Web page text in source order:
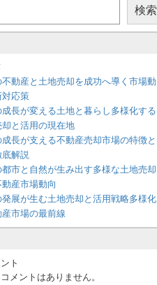
検索
動産と土地売却を成功へ導く市場動
応策
長が変える土地と暮らし多様化する
と活用の現在地
長が支える不動産売却市場の特徴と
解説
市と自然が生み出す多様な土地売却
産市場動向
展が生む土地売却と活用戦略多様化
市場の最前線
ト
メントはありません。